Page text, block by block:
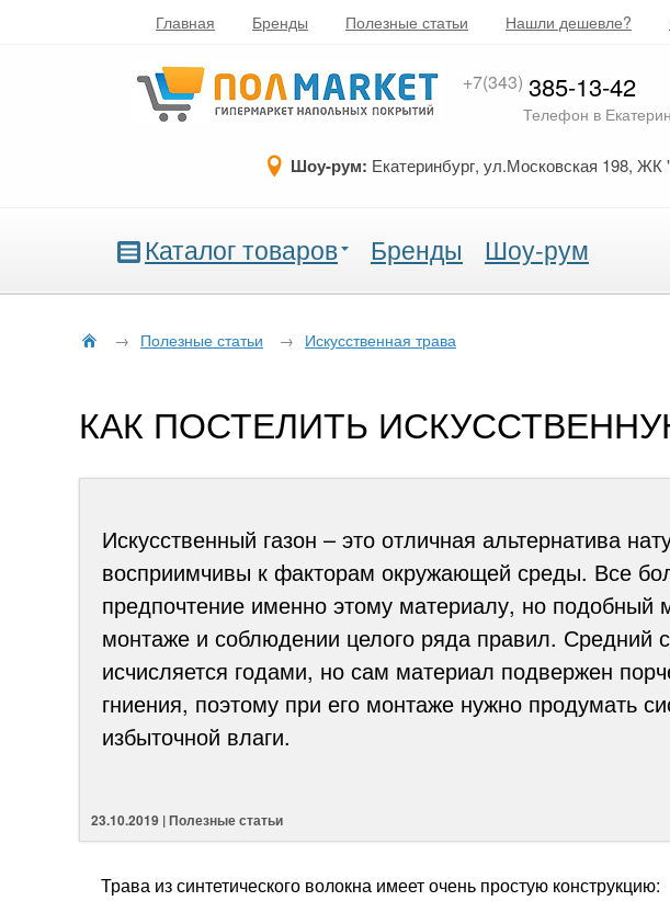
Главная Бренды Полезные статьи Нашли дешевле?
+7(343) 385-13-42
Телефон в
Шоу-рум: Екатеринбург, ул.Московская 198, ЖК
Каталог товаров Бренды Шоу-рум
→ Полезные статьи → Искусственная трава
КАК ПОСТЕЛИТЬ
Искусственный газон – это отличная альтернатива
восприимчивы к факторам окружающей среды. Все
предпочтение именно этому материалу, но подобный
монтаже и соблюдении целого ряда правил. Средний
исчисляется годами, но сам материал подвержен
гниения, поэтому при его монтаже нужно продумать
избыточной влаги.
23.10.2019 | Полезные статьи
Трава из синтетического волокна имеет очень простую конструкцию: